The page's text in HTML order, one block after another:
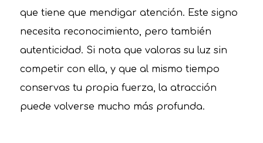
que tiene que mendigar atención. Este signo
necesita reconocimiento, pero también
autenticidad. Si nota que valoras su luz sin
competir con ella, y que al mismo tiempo
conservas tu propia fuerza, la atracción
puede volverse mucho más profunda.